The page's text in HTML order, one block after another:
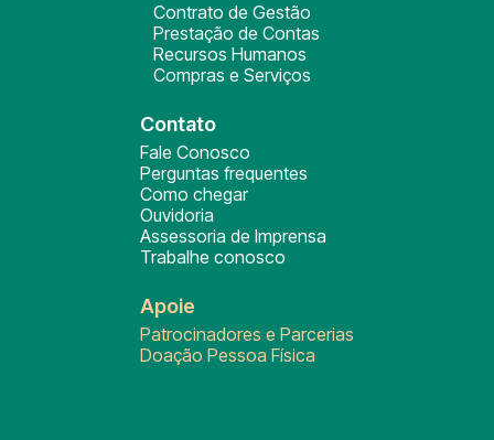
Contrato de Gestão
Prestação de Contas
Recursos Humanos
Compras e Serviços
Contato
Fale Conosco
Perguntas frequentes
Como chegar
Ouvidoria
Assessoria de Imprensa
Trabalhe conosco
Apoie
Patrocinadores e Parcerias
Doação Pessoa Física